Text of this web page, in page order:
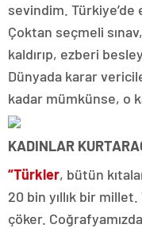
sevindim.
Çoktan seçmeli
kaldırıp, ezberi
Dünyada karar
kadar mümkünse, o
KADINLAR
“Türkler, bütün
20 bin yıllık bir
çöker.